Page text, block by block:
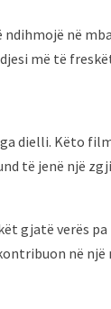
në
më të
dielli. Këto
të jenë një
gjatë verës
në një